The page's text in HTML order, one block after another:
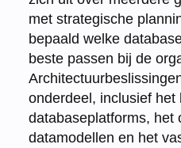
met strategische
bepaald welke
beste passen bij de
onderdeel, inclusief
databaseplatforms, het
datamodellen en het